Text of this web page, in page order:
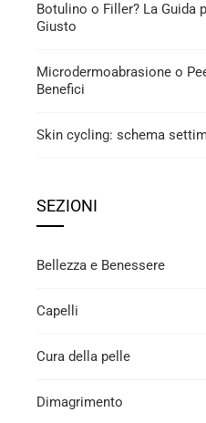
Botulino o Filler? La Guida
Giusto
Microdermoabrasione o
Benefici
Skin cycling: schema
SEZIONI
Bellezza e Benessere
Capelli
Cura della pelle
Dimagrimento